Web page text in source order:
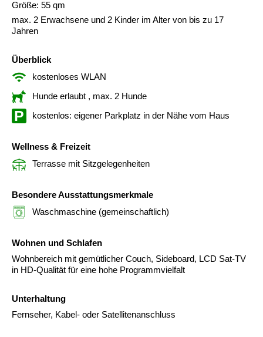
Größe: 55 qm
max. 2 Erwachsene und 2 Kinder im Alter von bis zu 17
Jahren
Überblick
kostenloses WLAN
Hunde erlaubt , max. 2 Hunde
kostenlos: eigener Parkplatz in der Nähe vom Haus
Wellness & Freizeit
Terrasse mit Sitzgelegenheiten
Besondere Ausstattungsmerkmale
Waschmaschine (gemeinschaftlich)
Wohnen und Schlafen
Wohnbereich mit gemütlicher Couch, Sideboard, LCD Sat-TV
in HD-Qualität für eine hohe Programmvielfalt
Unterhaltung
Fernseher, Kabel- oder Satellitenanschluss